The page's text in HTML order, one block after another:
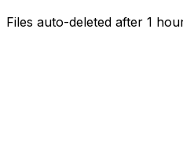
Files auto-deleted after 1